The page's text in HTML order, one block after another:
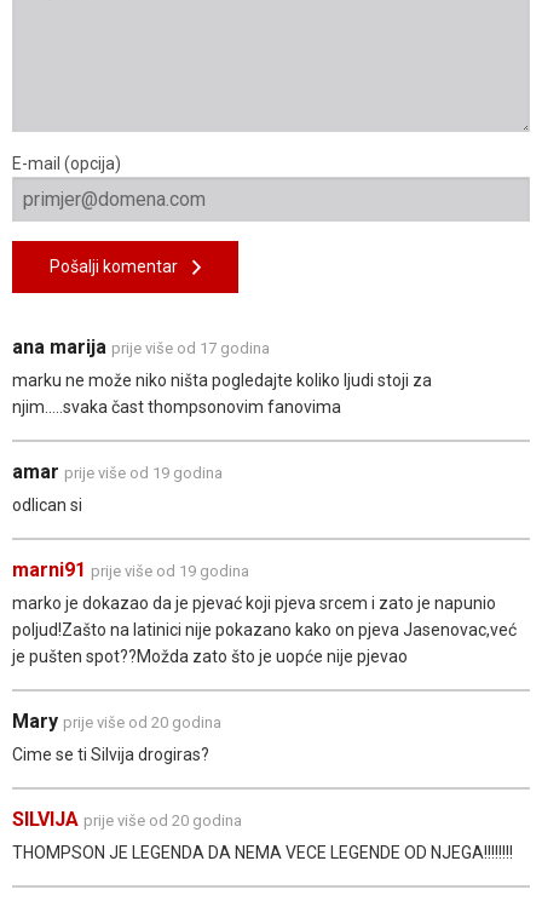
E-mail (opcija)
Pošalji komentar
ana marija prije više od 17 godina
marku ne može niko ništa pogledajte koliko ljudi stoji za
njim.....svaka čast thompsonovim fanovima
amar prije više od 19 godina
odlican si
marni91 prije više od 19 godina
marko je dokazao da je pjevać koji pjeva srcem i zato je napunio
poljud!Zašto na latinici nije pokazano kako on pjeva Jasenovac,već
je pušten spot??Možda zato što je uopće nije pjevao
Mary prije više od 20 godina
Cime se ti Silvija drogiras?
SILVIJA prije više od 20 godina
THOMPSON JE LEGENDA DA NEMA VECE LEGENDE OD NJEGA!!!!!!!!